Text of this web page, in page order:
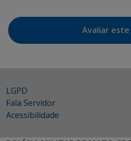
Avaliar
LGPD
Fala Servidor
Acessibilidade